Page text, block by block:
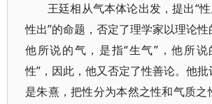
王廷相从气本体论出发，提出“
性出”的命题，否定了理学家以理论性
他所说的气，是指“生气”，他所说
性”，因此，他又否定了性善论。他
是朱熹，把性分为本然之性和气质之